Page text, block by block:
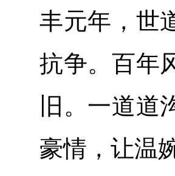
丰元年，世
抗争。百年
旧。一道
豪情，让温